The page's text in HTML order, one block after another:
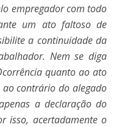
empregador com todo
um ato faltoso de
a continuidade da
Nem se diga
quanto ao ato
contrário do alegado
a declaração do
isso, acertadamente o